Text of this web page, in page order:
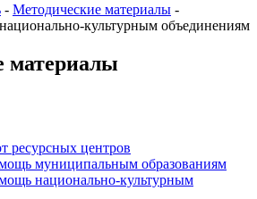
- Методические материалы -
культурным объединениям
материалы
ресурсных центров
муниципальным образованиям
национально-культурным